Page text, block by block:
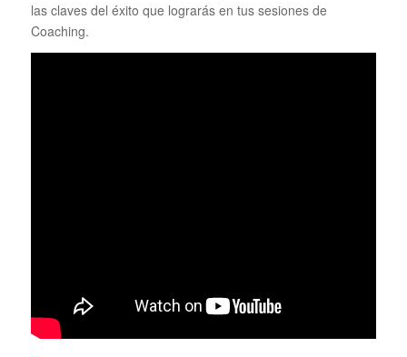
las claves del éxito que lograrás en tus sesiones de
Coaching.